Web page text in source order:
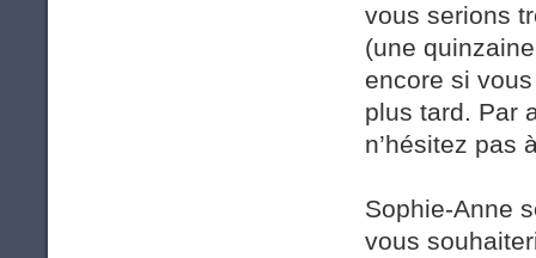
vous serions
(une
encore si
plus tard. Par
n’hésitez pas
Sophie-Anne
vous